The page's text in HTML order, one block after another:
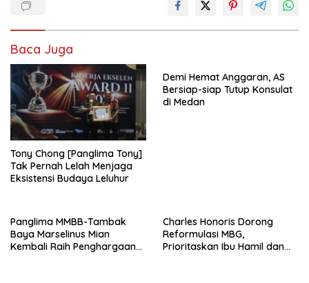
Baca Juga
Tony Chong [Panglima Tony]
Tak Pernah Lelah Menjaga
Eksistensi Budaya Leluhur
Demi Hemat Anggaran, AS
Bersiap-siap Tutup Konsulat
di Medan
Panglima MMBB-Tambak
Baya Marselinus Mian
Kembali Raih Penghargaan
Charles Honoris Dorong
Reformulasi MBG,
Prioritaskan Ibu Hamil dan